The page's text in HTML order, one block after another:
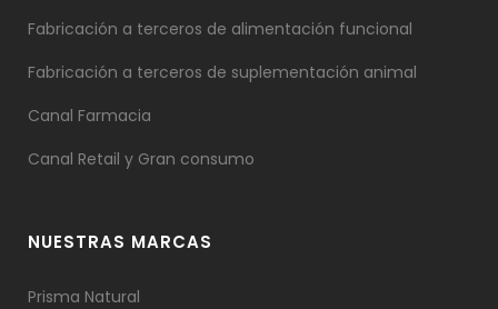
Fabricación a terceros de alimentación funcional
Fabricación a terceros de suplementación animal
Canal Farmacia
Canal Retail y Gran consumo
NUESTRAS MARCAS
Prisma Natural